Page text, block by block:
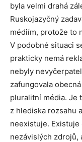
byla velmi drahá
Ruskojazyčný
médiím, protože to
V podobné situaci
prakticky nemá
nebyly
zafungovala
pluralitní média. Je
z hlediska rozsahu
neexistuje.
nezávislých zdrojů,